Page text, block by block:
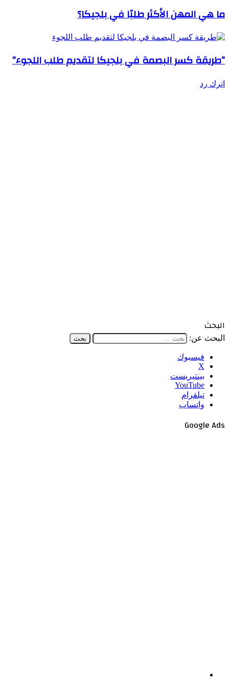
ما هي المهن الأكثر طلبًا في بلجيكا؟
“طريقة كسر البصمة في بلجيكا لتقديم طلب اللجوء”
اترك رد
البحث
البحث عن:
فيسبوك
‫X
بينتيريست
‫YouTube
تيلقرام
واتساب
Google Ads